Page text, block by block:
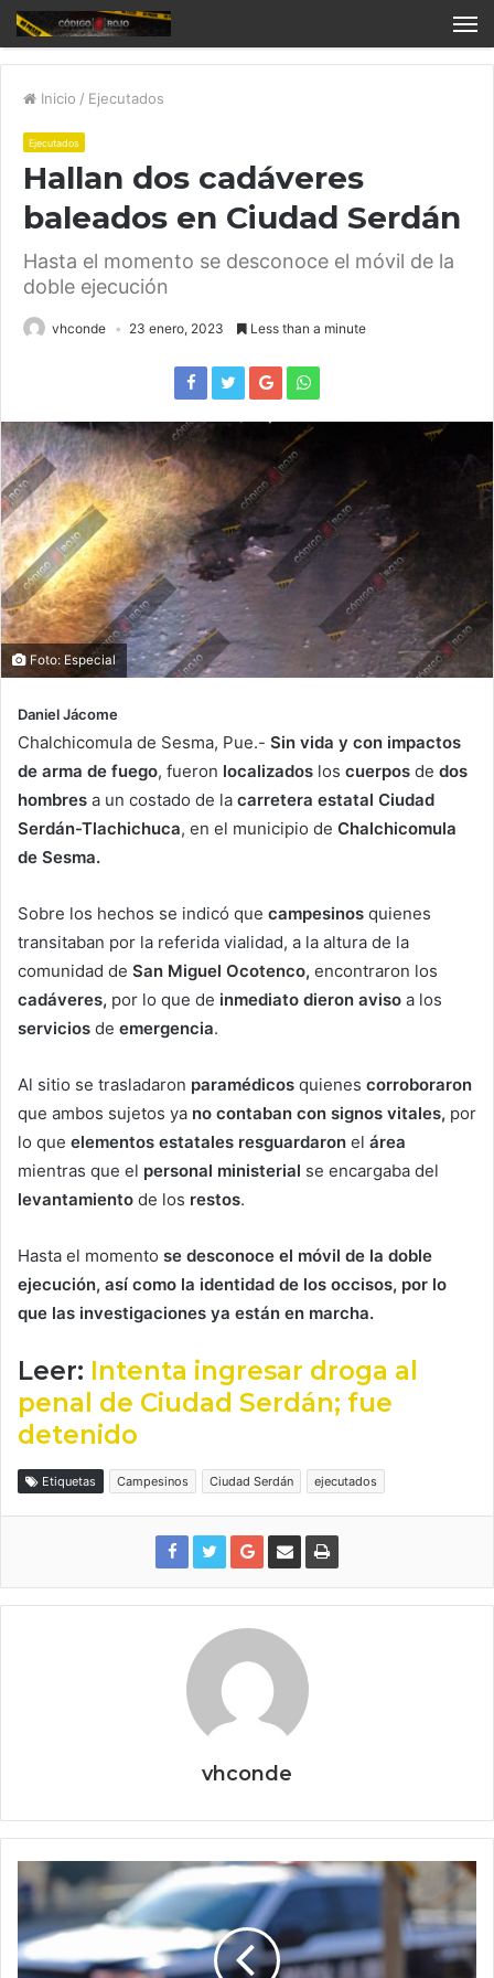
Inicio / Ejecutados
Ejecutados
Hallan dos cadáveres
baleados en Ciudad Serdán
Hasta el momento se desconoce el móvil de la
doble ejecución
vhconde 23 enero, 2023 Less than a minute
Foto: Especial
Daniel Jácome
Chalchicomula de Sesma, Pue.- Sin vida y con impactos
de arma de fuego, fueron localizados los cuerpos de dos
hombres a un costado de la carretera estatal Ciudad
Serdán-Tlachichuca, en el municipio de Chalchicomula
de Sesma.
Sobre los hechos se indicó que campesinos quienes
transitaban por la referida vialidad, a la altura de la
comunidad de San Miguel Ocotenco, encontraron los
cadáveres, por lo que de inmediato dieron aviso a los
servicios de emergencia.
Al sitio se trasladaron paramédicos quienes corroboraron
que ambos sujetos ya no contaban con signos vitales, por
lo que elementos estatales resguardaron el área
mientras que el personal ministerial se encargaba del
levantamiento de los restos.
Hasta el momento se desconoce el móvil de la doble
ejecución, así como la identidad de los occisos, por lo
que las investigaciones ya están en marcha.
Leer: Intenta ingresar droga al
penal de Ciudad Serdán; fue
detenido
Etiquetas Campesinos Ciudad Serdán ejecutados
vhconde